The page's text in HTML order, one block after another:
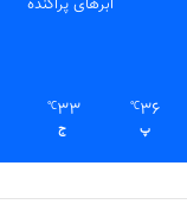
ابرهای پراکنده
36
℃
پ
33
℃
ج